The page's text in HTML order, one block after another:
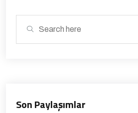
Son Paylaşımlar